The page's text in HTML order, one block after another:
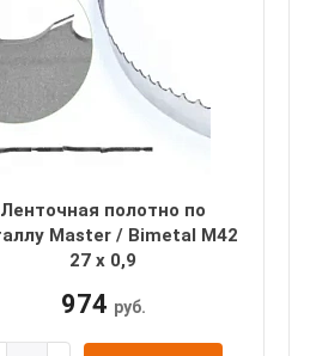
Ленточная полотно по
Master / Bimetal M42
27 х 0,9
974 руб.